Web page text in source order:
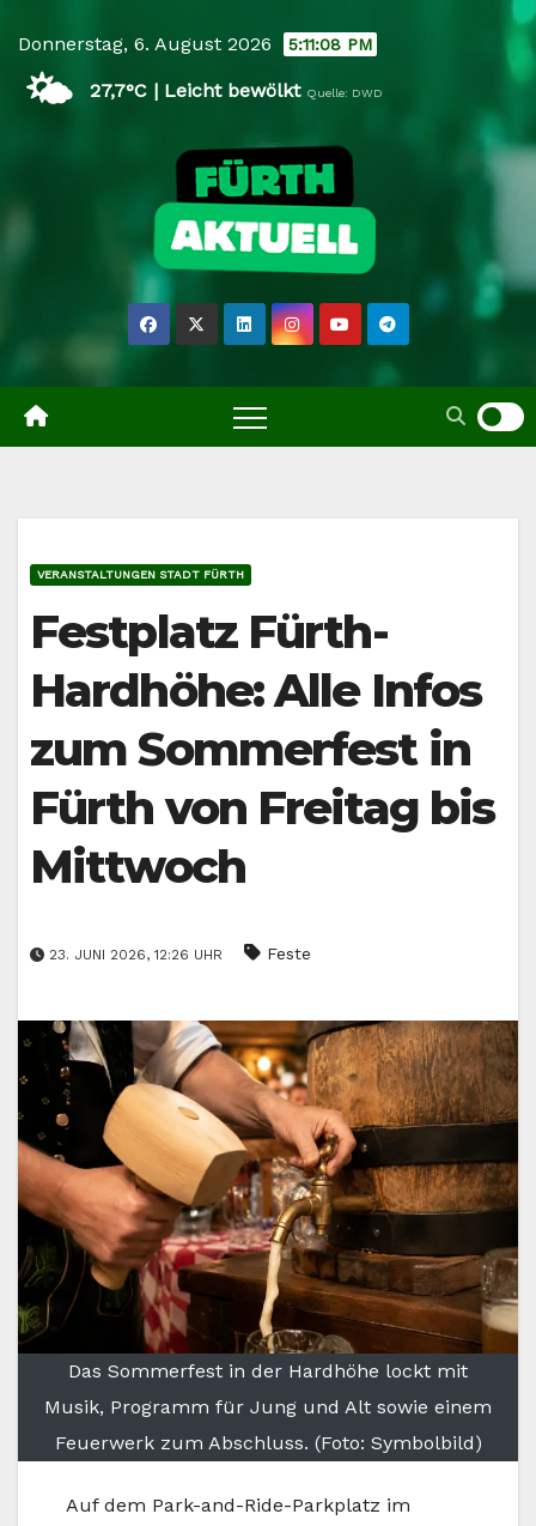
content
Donnerstag, 6. August 2026 5:11:09 PM
🌤️ 27,7°C | Leicht bewölkt Quelle: DWD
VERANSTALTUNGEN STADT FÜRTH
Festplatz Fürth-
Hardhöhe: Alle Infos
zum Sommerfest in
Fürth von Freitag bis
Mittwoch
23. JUNI 2026, 12:26 UHR Feste
Das Sommerfest in der Hardhöhe lockt mit
Musik, Programm für Jung und Alt sowie einem
Feuerwerk zum Abschluss. (Foto: Symbolbild)
Auf dem Park-and-Ride-Parkplatz im